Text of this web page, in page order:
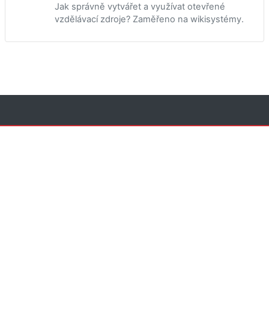
Jak správně vytvářet a využívat otevřené
vzdělávací zdroje? Zaměřeno na wikisystémy.